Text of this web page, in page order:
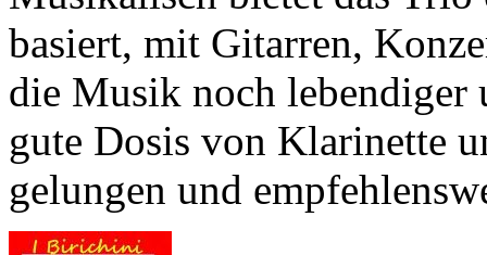
basiert, mit Gitarren,
die Musik noch lebendiger
gute Dosis von Klarinette
gelungen und